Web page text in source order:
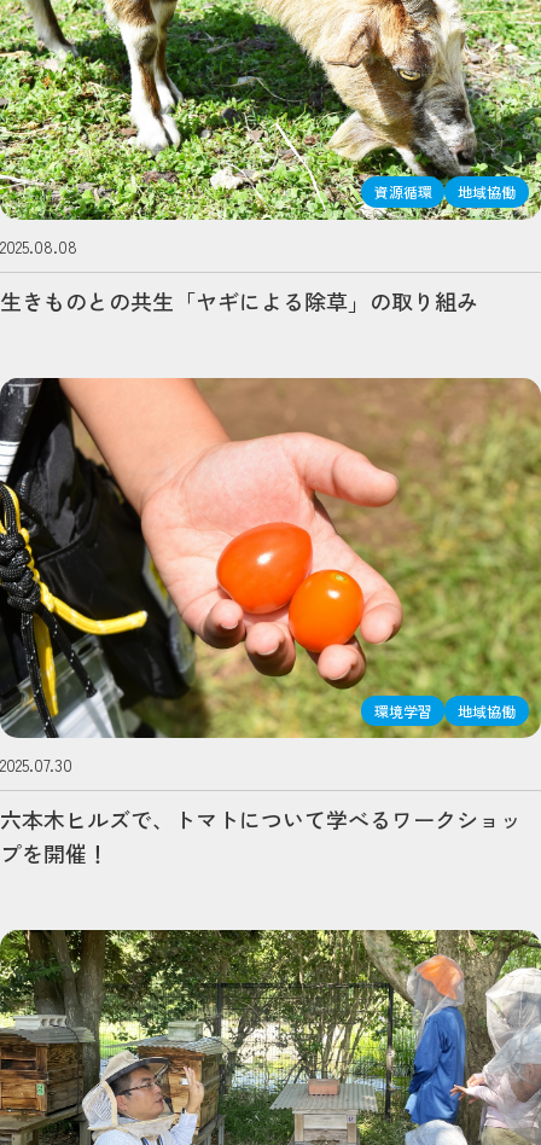
資源循環 地域協働
2025.08.08
生きものとの共生「ヤギによる除草」の取り組み
環境学習 地域協働
2025.07.30
六本木ヒルズで、トマトについて学べるワークショッ
プを開催！